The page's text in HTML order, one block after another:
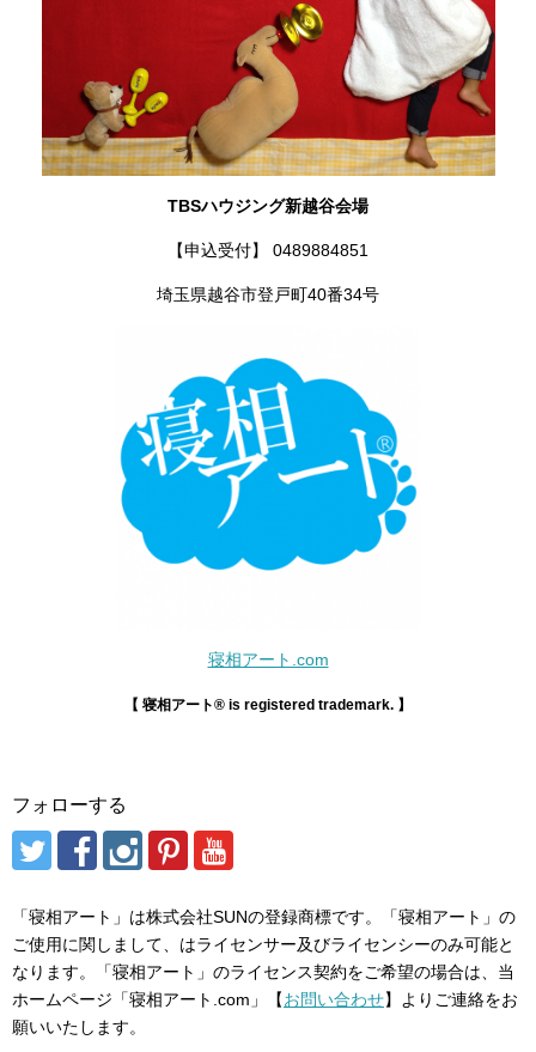
TBSハウジング新越谷会場
【申込受付】 0489884851
埼玉県越谷市登戸町40番34号
寝相アート.com
【 寝相アート® is registered trademark. 】
フォローする
「寝相アート」は株式会社SUNの登録商標です。「寝相アート」の
ご使用に関しまして、はライセンサー及びライセンシーのみ可能と
なります。「寝相アート」のライセンス契約をご希望の場合は、当
ホームページ「寝相アート.com」【お問い合わせ】よりご連絡をお
願いいたします。